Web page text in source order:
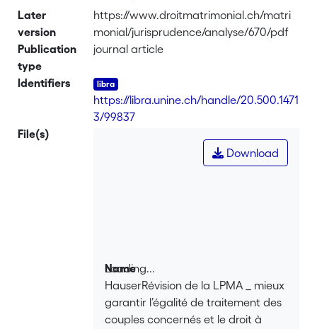
Later
version
https://www.droitmatrimonial.ch/matri
monial/jurisprudence/analyse/670/pdf
Publication
type
journal article
Identifiers
https://libra.unine.ch/handle/20.500.1471
3/99837
File(s)
Loading...
Loading...
Download
Name
HauserRévision de la LPMA _ mieux
garantir l’égalité de traitement des
couples concernés et le droit à